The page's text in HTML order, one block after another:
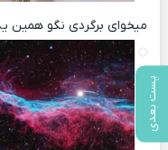
پست بعدی
میخوای برگردی نگو همین